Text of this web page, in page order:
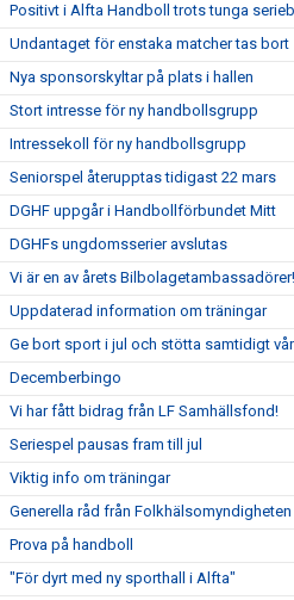
Positivt i Alfta Handboll trots tunga
Undantaget för enstaka matcher tas bort
Nya sponsorskyltar på plats i hallen
Stort intresse för ny handbollsgrupp
Intressekoll för ny handbollsgrupp
Seniorspel återupptas tidigast 22 mars
DGHF uppgår i Handbollförbundet Mitt
DGHFs ungdomsserier avslutas
Vi är en av årets Bilbolagetambassadörer!
Uppdaterad information om träningar
Ge bort sport i jul och stötta samtidigt
Decemberbingo
Vi har fått bidrag från LF Samhällsfond!
Seriespel pausas fram till jul
Viktig info om träningar
Generella råd från Folkhälsomyndigheten
Prova på handboll
"För dyrt med ny sporthall i Alfta"